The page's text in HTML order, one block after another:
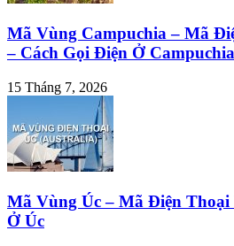
Mã Vùng Campuchia – Mã
– Cách Gọi Điện Ở Campuchia
15 Tháng 7, 2026
Mã Vùng Úc – Mã Điện Thoại
Ở Úc